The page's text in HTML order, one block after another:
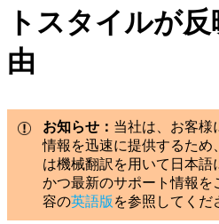
トスタイルが
由
お知らせ： 当社は、お客様
情報を迅速に提供するため
は機械翻訳を用いて日本語
かつ最新のサポート情報を
容の英語版 を参照してくだ